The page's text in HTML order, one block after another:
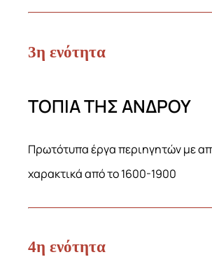
3η ενότητα
ΤΟΠΙΑ ΤΗΣ ΑΝΔΡΟΥ
Πρωτότυπα έργα περιηγητών με
χαρακτικά από το 1600-1900
4η ενότητα